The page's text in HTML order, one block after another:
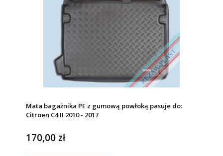
Mata bagażnika PE z gumową powłoką pasuje do:
Citroen C4 II 2010 - 2017
170,00 zł